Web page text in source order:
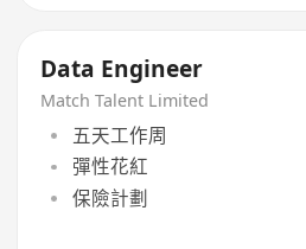
Data Engineer
Match Talent Limited
五天工作周
彈性花紅
保險計劃